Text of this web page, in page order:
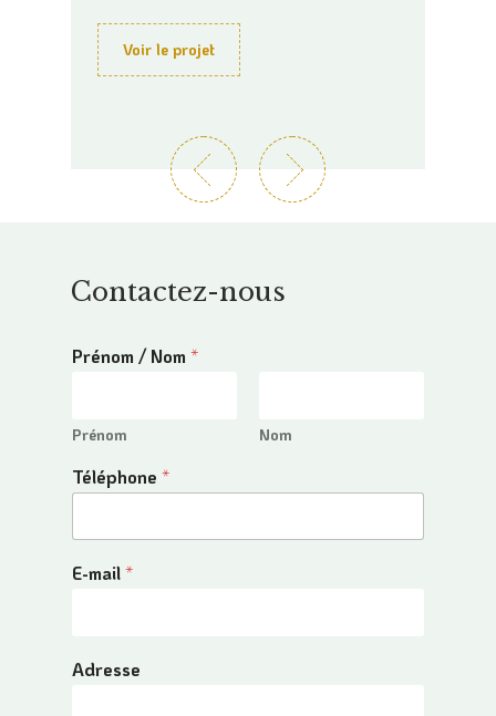
Voir le projet
Contactez-nous
Prénom / Nom*
Prénom Nom
Téléphone*
E-mail*
Adresse